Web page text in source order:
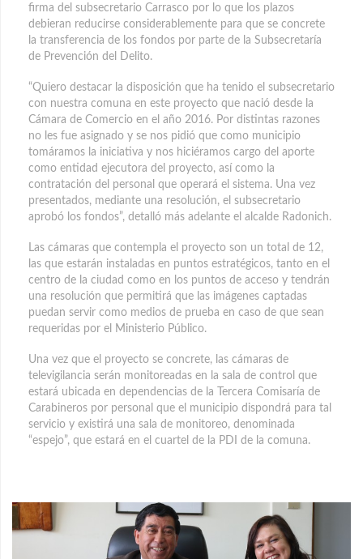
firma del subsecretario Carrasco por lo que los plazos
debieran reducirse considerablemente para que se concrete
la transferencia de los fondos por parte de la Subsecretaría
de Prevención del Delito.
“Quiero destacar la disposición que ha tenido el subsecretario
con nuestra comuna en este proyecto que nació desde la
Cámara de Comercio en el año 2016. Por distintas razones
no les fue asignado y se nos pidió que como municipio
tomáramos la iniciativa y nos hiciéramos cargo del aporte
como entidad ejecutora del proyecto, así como la
contratación del personal que operará el sistema. Una vez
presentados, mediante una resolución, el subsecretario
aprobó los fondos”, detalló más adelante el alcalde Radonich.
Las cámaras que contempla el proyecto son un total de 12,
las que estarán instaladas en puntos estratégicos, tanto en el
centro de la ciudad como en los puntos de acceso y tendrán
una resolución que permitirá que las imágenes captadas
puedan servir como medios de prueba en caso de que sean
requeridas por el Ministerio Público.
Una vez que el proyecto se concrete, las cámaras de
televigilancia serán monitoreadas en la sala de control que
estará ubicada en dependencias de la Tercera Comisaría de
Carabineros por personal que el municipio dispondrá para tal
servicio y existirá una sala de monitoreo, denominada
“espejo”, que estará en el cuartel de la PDI de la comuna.